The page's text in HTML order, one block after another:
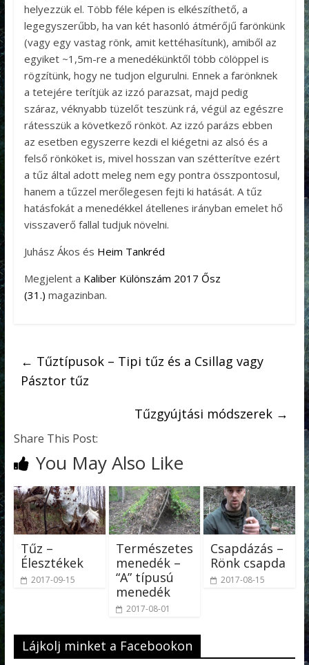
helyezzük el. Több féle képen is elkészíthető, a
legegyszerűbb, ha van két hasonló átmérőjű farönkünk
(vagy egy vastag rönk, amit kettéhasítunk), amiből az
egyiket ~1,5m-re a menedékünktől több cölöppel is
rögzítünk, hogy ne tudjon elgurulni. Ennek a farönknek
a tetejére terítjük az izzó parazsat, majd pedig
száraz, véknyabb tüzelőt teszünk rá, végül az egészre
rátesszük a következő rönköt. Az izzó parázs ebben
az esetben egyszerre kezdi el kiégetni az alsó és a
felső rönköket is, mivel hosszan van szétterítve ezért
a tűz által adott meleg nem egy pontra összpontosul,
hanem a tűzzel merőlegesen fejti ki hatását. A tűz
hatásfokát a menedékkel átellenes irányban emelet hő
visszaverő fallal tudjuk növelni.
Juhász Ákos és Heim Tankréd
Megjelent a Kaliber Különszám 2017 Ősz
(31.) magazinban.
← Tűztípusok – Tipi tűz és a Csillag vagy
Pásztor tűz
Tűzgyújtási módszerek →
Share This Post:
You May Also Like
Tűz –
Élesztékek
2017-09-15
Természetes
menedék –
“A” típusú
menedék
2017-08-01
Csapdázás –
Rönk csapda
2017-08-15
Lájkolj minket a Facebookon